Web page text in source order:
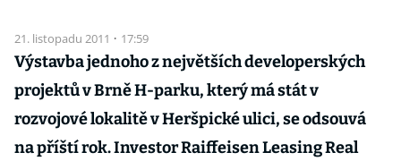
21. listopadu 2011 · 17:59
Výstavba jednoho z největších developerských
projektů v Brně H-parku, který má stát v
rozvojové lokalitě v Heršpické ulici, se odsouvá
na příští rok. Investor Raiffeisen Leasing Real